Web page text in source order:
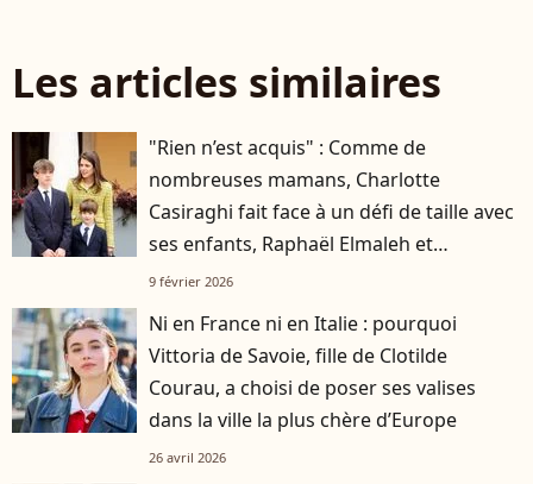
Les articles similaires
"Rien n’est acquis" : Comme de
nombreuses mamans, Charlotte
Casiraghi fait face à un défi de taille avec
ses enfants, Raphaël Elmaleh et
Balthazar Rassam
9 février 2026
Ni en France ni en Italie : pourquoi
Vittoria de Savoie, fille de Clotilde
Courau, a choisi de poser ses valises
dans la ville la plus chère d’Europe
26 avril 2026